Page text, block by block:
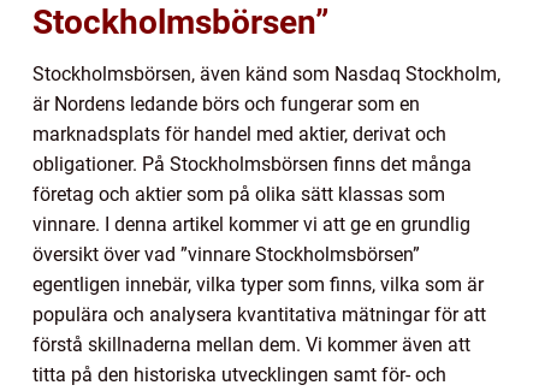
Stockholmsbörsen”
Stockholmsbörsen, även känd som Nasdaq Stockholm,
är Nordens ledande börs och fungerar som en
marknadsplats för handel med aktier, derivat och
obligationer. På Stockholmsbörsen finns det många
företag och aktier som på olika sätt klassas som
vinnare. I denna artikel kommer vi att ge en grundlig
översikt över vad ”vinnare Stockholmsbörsen”
egentligen innebär, vilka typer som finns, vilka som är
populära och analysera kvantitativa mätningar för att
förstå skillnaderna mellan dem. Vi kommer även att
titta på den historiska utvecklingen samt för- och